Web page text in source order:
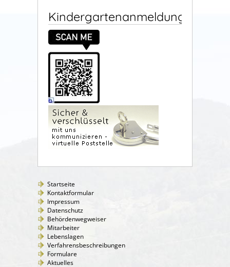
Kindergartenanmeldung
Startseite
Kontaktformular
Impressum
Datenschutz
Behördenwegweiser
Mitarbeiter
Lebenslagen
Verfahrensbeschreibungen
Formulare
Aktuelles